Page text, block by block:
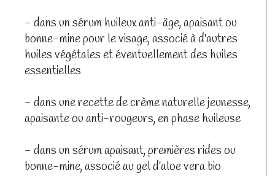
- dans un sérum huileux anti-âge, apaisant ou
bonne-mine pour le visage, associé à d'autres
huiles végétales et éventuellement des huiles
essentielles
- dans une recette de crème naturelle jeunesse,
apaisante ou anti-rougeurs, en phase huileuse
- dans un sérum apaisant, premières rides ou
bonne-mine, associé au gel d'aloe vera bio